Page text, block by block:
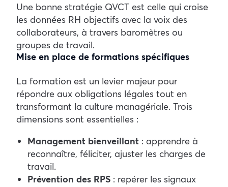
Une bonne stratégie QVCT est celle qui croise
les données RH objectifs avec la voix des
collaborateurs, à travers baromètres ou
groupes de travail.
Mise en place de formations spécifiques
La formation est un levier majeur pour
répondre aux obligations légales tout en
transformant la culture managériale. Trois
dimensions sont essentielles :
Management bienveillant : apprendre à
reconnaître, féliciter, ajuster les charges de
travail.
Prévention des RPS : repérer les signaux